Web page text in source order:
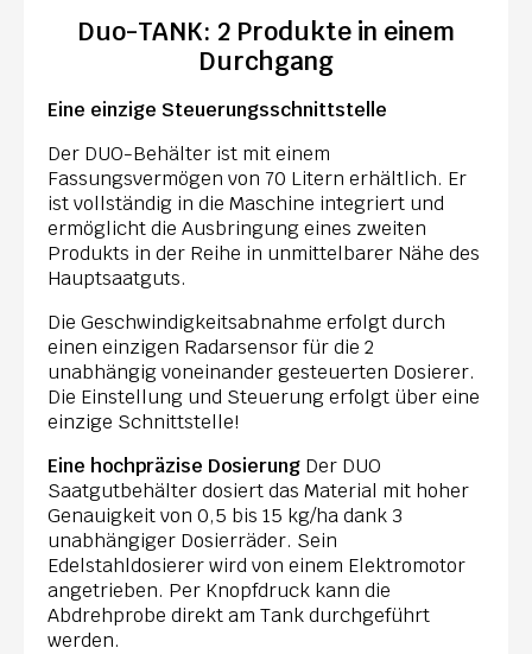
Duo-TANK: 2 Produkte in einem
Durchgang
Eine einzige Steuerungsschnittstelle
Der DUO-Behälter ist mit einem
Fassungsvermögen von 70 Litern erhältlich. Er
ist vollständig in die Maschine integriert und
ermöglicht die Ausbringung eines zweiten
Produkts in der Reihe in unmittelbarer Nähe des
Hauptsaatguts.
Die Geschwindigkeitsabnahme erfolgt durch
einen einzigen Radarsensor für die 2
unabhängig voneinander gesteuerten Dosierer.
Die Einstellung und Steuerung erfolgt über eine
einzige Schnittstelle!
Eine hochpräzise Dosierung Der DUO
Saatgutbehälter dosiert das Material mit hoher
Genauigkeit von 0,5 bis 15 kg/ha dank 3
unabhängiger Dosierräder. Sein
Edelstahldosierer wird von einem Elektromotor
angetrieben. Per Knopfdruck kann die
Abdrehprobe direkt am Tank durchgeführt
werden.